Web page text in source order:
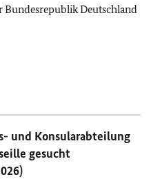
Bundesrepublik Deutschland
und Konsularabteilung
gesucht